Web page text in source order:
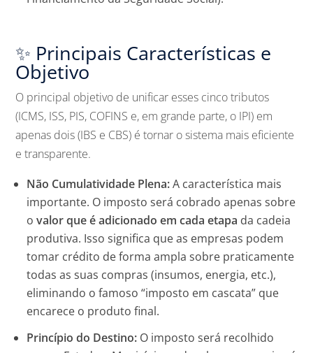
✨ Principais Características e
Objetivo
O principal objetivo de unificar esses cinco tributos
(ICMS, ISS, PIS, COFINS e, em grande parte, o IPI) em
apenas dois (IBS e CBS) é tornar o sistema mais eficiente
e transparente.
Não Cumulatividade Plena:A característica mais
importante. O imposto será cobrado apenas sobre
ovalor que é adicionado em cada etapa da cadeia
produtiva. Isso significa que as empresas podem
tomar crédito de forma ampla sobre praticamente
todas as suas compras (insumos, energia, etc.),
eliminando o famoso “imposto em cascata” que
encarece o produto final.
Princípio do Destino: O imposto será recolhido